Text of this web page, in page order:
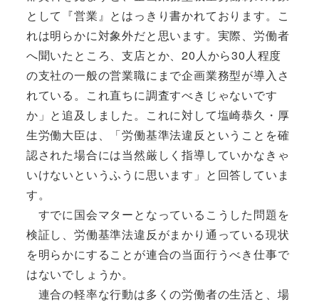
として『営業』とはっきり書かれております。こ
れは明らかに対象外だと思います。実際、労働者
へ聞いたところ、支店とか、20人から30人程度
の支社の一般の営業職にまで企画業務型が導入さ
れている。これ直ちに調査すべきじゃないです
か」と追及しました。これに対して塩崎恭久・厚
生労働大臣は、「労働基準法違反ということを確
認された場合には当然厳しく指導していかなきゃ
いけないというふうに思います」と回答していま
す。
すでに国会マターとなっているこうした問題を
検証し、労働基準法違反がまかり通っている現状
を明らかにすることが連合の当面行うべき仕事で
はないでしょうか。
連合の軽率な行動は多くの労働者の生活と、場